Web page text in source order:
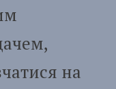
на